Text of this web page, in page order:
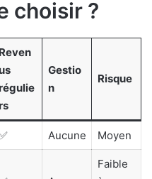
choisir ?
Reven
us
régulie
rs
Gestio
n
Risque
Aucune Moyen
Faible